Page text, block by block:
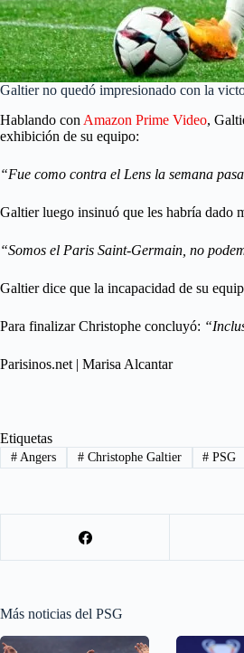
Galtier no quedó impresionado con la
Hablando con Amazon Prime Video,
exhibición de su equipo:
“Fue como contra el Lens la semana
Galtier luego insinuó que les habría dado
“Somos el Paris Saint-Germain, no
Galtier dice que la incapacidad de su
Para finalizar Christophe concluyó:
Parisinos.net | Marisa Alcantar
Etiquetas
#Angers #Christophe Galtier # PSG
Más noticias del PSG